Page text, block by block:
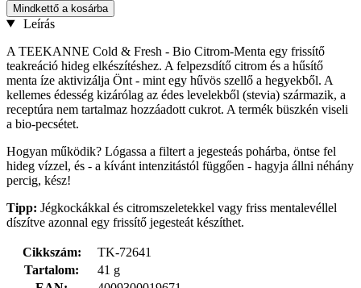
Mindkettő a kosárba
Leírás
A TEEKANNE Cold & Fresh - Bio Citrom-Menta egy frissítő
teakreáció hideg elkészítéshez. A felpezsdítő citrom és a hűsítő
menta íze aktivizálja Önt - mint egy hűvös szellő a hegyekből. A
kellemes édesség kizárólag az édes levelekből (stevia) származik, a
receptúra nem tartalmaz hozzáadott cukrot. A termék büszkén viseli
a bio-pecsétet.
Hogyan működik? Lógassa a filtert a jegesteás pohárba, öntse fel
hideg vízzel, és - a kívánt intenzitástól függően - hagyja állni néhány
percig, kész!
Tipp: Jégkockákkal és citromszeletekkel vagy friss mentalevéllel
díszítve azonnal egy frissítő jegesteát készíthet.
Cikkszám:
TK-72641
Tartalom:
41 g